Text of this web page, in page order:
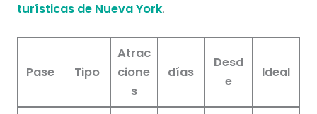
turísticas de Nueva York.
Pase Tipo
Atrac
cione
s
días
Desd
e
Ideal